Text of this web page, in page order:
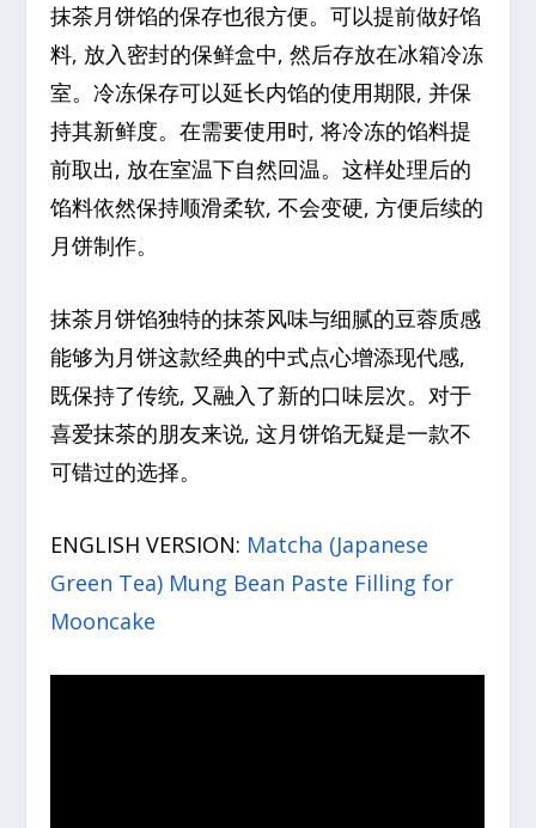
抹茶月饼馅的保存也很方便。可以提前做好馅
料, 放入密封的保鲜盒中, 然后存放在冰箱冷冻
室。冷冻保存可以延长内馅的使用期限, 并保
持其新鲜度。在需要使用时, 将冷冻的馅料提
前取出, 放在室温下自然回温。这样处理后的
馅料依然保持顺滑柔软, 不会变硬, 方便后续的
月饼制作。
抹茶月饼馅独特的抹茶风味与细腻的豆蓉质感
能够为月饼这款经典的中式点心增添现代感,
既保持了传统, 又融入了新的口味层次。对于
喜爱抹茶的朋友来说, 这月饼馅无疑是一款不
可错过的选择。
ENGLISH VERSION: Matcha (Japanese
Green Tea) Mung Bean Paste Filling for
Mooncake